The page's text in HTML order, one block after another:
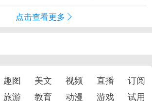
点击查看更多
趣图 美文 视频 直播
订阅
旅游 教育 动漫 游戏 试用